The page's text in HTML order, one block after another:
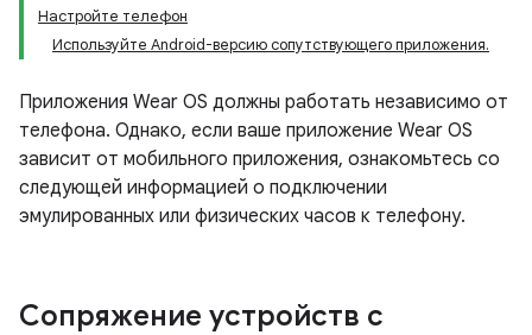
Настройте телефон
Используйте Android-версию сопутствующего приложения.
Приложения Wear OS должны работать независимо от
телефона. Однако, если ваше приложение Wear OS
зависит от мобильного приложения, ознакомьтесь со
следующей информацией о подключении
эмулированных или физических часов к телефону.
Сопряжение устройств с